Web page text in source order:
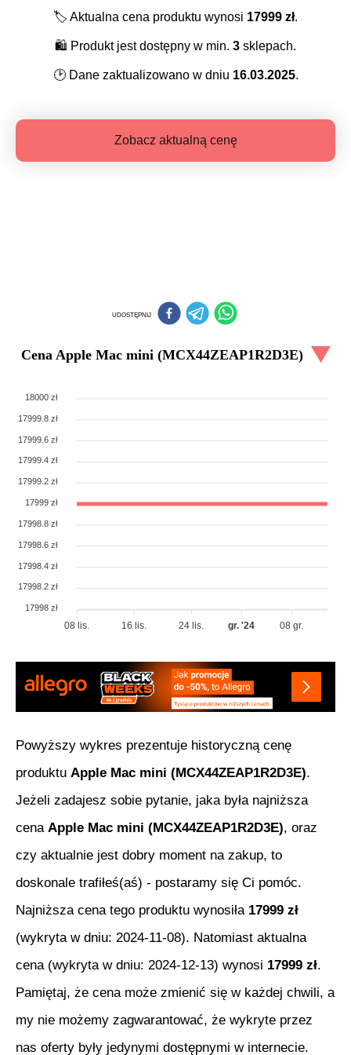
🏷️ Aktualna cena produktu wynosi 17999 zł.
🛍️ Produkt jest dostępny w min. 3 sklepach.
🕑Dane zaktualizowano w dniu 16.03.2025.
Zobacz aktualną cenę
UDOSTĘPNIJ
Cena Apple Mac mini (MCX44ZEAP1R2D3E)
18000 zł
17999.8 zł
17999.6 zł
17999.4 zł
17999.2 zł
17999 zł
17998.8 zł
17998.6 zł
17998.4 zł
17998.2 zł
17998 zł
08 lis. 16 lis. 24 lis. gr. '24 08 gr.
Powyższy wykres prezentuje historyczną cenę
produktu Apple Mac mini (MCX44ZEAP1R2D3E).
Jeżeli zadajesz sobie pytanie, jaka była najniższa
cena Apple Mac mini (MCX44ZEAP1R2D3E), oraz
czy aktualnie jest dobry moment na zakup, to
doskonale trafiłeś(aś) - postaramy się Ci pomóc.
Najniższa cena tego produktu wynosiła 17999 zł
(wykryta w dniu: 2024-11-08). Natomiast aktualna
cena (wykryta w dniu: 2024-12-13) wynosi 17999 zł.
Pamiętaj, że cena może zmienić się w każdej chwili, a
my nie możemy zagwarantować, że wykryte przez
nas oferty były jedynymi dostępnymi w internecie.